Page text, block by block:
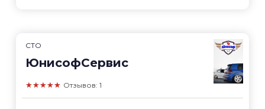
СТО
ЮнисофСервис
★★★★★ Отзывов: 1